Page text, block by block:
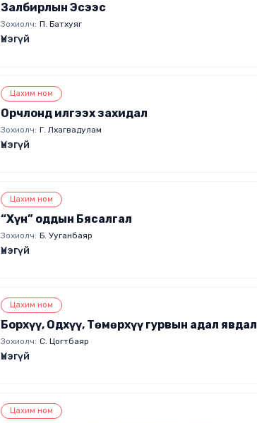
Залбирлын Эсээс
Зохиолч: П. Батхуяг
Үнэгүй
Цахим ном
Орчлонд илгээх захидал
Зохиолч: Г. Лхагвадулам
Үнэгүй
Цахим ном
“Хүн” оддын Бясалгал
Зохиолч: Б. Ууганбаяр
Үнэгүй
Цахим ном
Борхүү, Одхүү, Төмөрхүү гурвын адал явдал
Зохиолч: С. Цогтбаяр
Үнэгүй
Цахим ном